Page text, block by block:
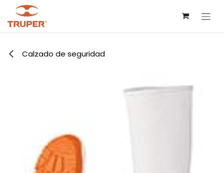
Ir al contenido
Calzado de seguridad